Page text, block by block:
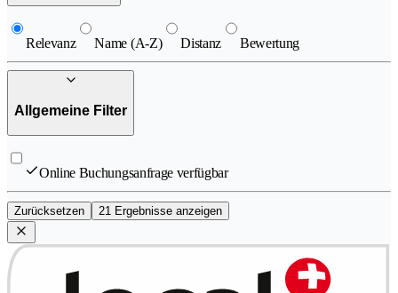
Relevanz Name (A-Z) Distanz Bewertung
Allgemeine Filter
Online Buchungsanfrage verfügbar
Zurücksetzen 21 Ergebnisse anzeigen